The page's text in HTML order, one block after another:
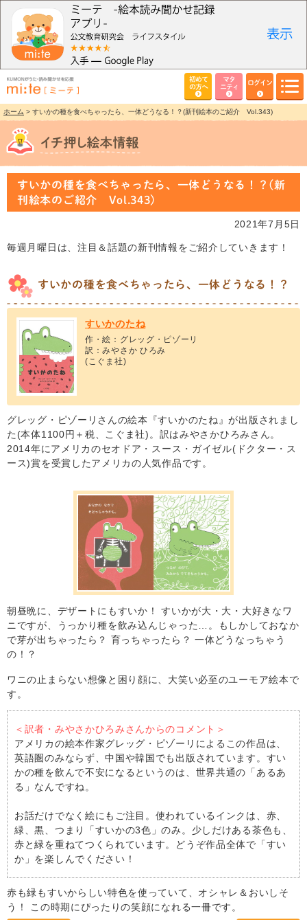
初めて
の方へ
マタ
ニティ
ログイン
ホーム > すいかの種を食べちゃったら、一体どうなる！？(新刊絵本のご紹介 Vol.343)
すいかの種を食べちゃったら、一体どうなる！？(新
刊絵本のご紹介 Vol.343)
2021年7月5日
毎週月曜日は、注目＆話題の新刊情報をご紹介していきます！
すいかの種を食べちゃったら、一体どうなる！？
すいかのたね
作・絵：グレッグ・ピゾーリ
訳：みやさか ひろみ
(こぐま社)
グレッグ・ピゾーリさんの絵本『すいかのたね』が出版されまし
た(本体1100円＋税、こぐま社)。訳はみやさかひろみさん。
2014年にアメリカのセオドア・スース・ガイゼル(ドクター・ス
ース)賞を受賞したアメリカの人気作品です。
朝昼晩に、デザートにもすいか！ すいかが大・大・大好きなワ
ニですが、うっかり種を飲み込んじゃった…。もしかしておなか
で芽が出ちゃったら？ 育っちゃったら？ 一体どうなっちゃう
の！？
ワニの止まらない想像と困り顔に、大笑い必至のユーモア絵本で
す。
＜訳者・みやさかひろみさんからのコメント＞
アメリカの絵本作家グレッグ・ピゾーリによるこの作品は、
英語圏のみならず、中国や韓国でも出版されています。すい
かの種を飲んで不安になるというのは、世界共通の「あるあ
る」なんですね。
お話だけでなく絵にもご注目。使われているインクは、赤、
緑、黒、つまり「すいかの3色」のみ。少しだけある茶色も、
赤と緑を重ねてつくられています。どうぞ作品全体で「すい
か」を楽しんでください！
赤も緑もすいからしい特色を使っていて、オシャレ＆おいしそ
う！ この時期にぴったりの笑顔になれる一冊です。